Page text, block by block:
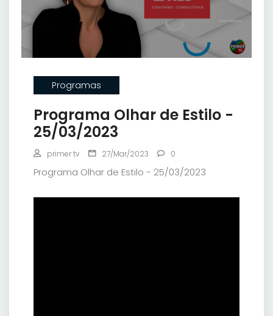
Programas
Programa Olhar de Estilo -
25/03/2023
primer tv 27/Mar/2023 0
Programa Olhar de Estilo - 25/03/2023